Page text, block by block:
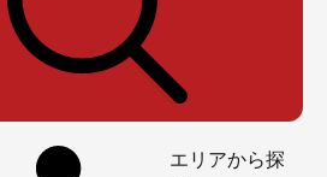
エリアから探